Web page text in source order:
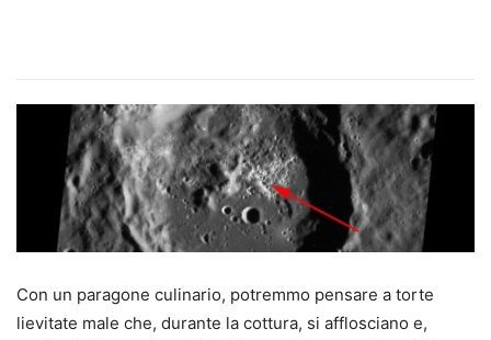
Con un paragone culinario, potremmo pensare a torte
lievitate male che, durante la cottura, si afflosciano e,